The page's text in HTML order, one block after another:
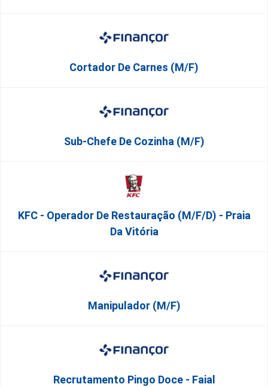
Cortador De Carnes (M/F)
Sub-Chefe De Cozinha (M/F)
KFC - Operador De Restauração (m/f/d) - Praia
Da Vitória
Manipulador (M/F)
Recrutamento Pingo Doce - Faial